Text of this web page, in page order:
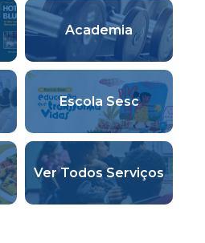
Academia
Escola Sesc
Ver Todos Serviços